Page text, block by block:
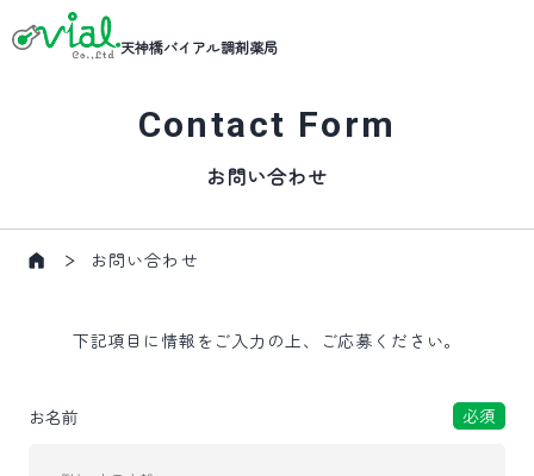
天神橋バイアル調剤薬局
Contact Form
お問い合わせ
お問い合わせ
下記項目に情報をご入力の上、ご応募ください。
お名前 必須